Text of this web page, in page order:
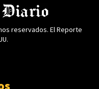
reservados. El Reporte